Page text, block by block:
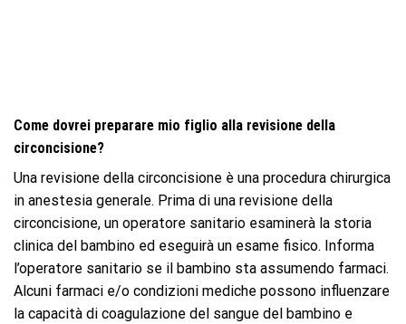
Come dovrei preparare mio figlio alla revisione della
circoncisione?
Una revisione della circoncisione è una procedura chirurgica
in anestesia generale. Prima di una revisione della
circoncisione, un operatore sanitario esaminerà la storia
clinica del bambino ed eseguirà un esame fisico. Informa
l’operatore sanitario se il bambino sta assumendo farmaci.
Alcuni farmaci e/o condizioni mediche possono influenzare
la capacità di coagulazione del sangue del bambino e